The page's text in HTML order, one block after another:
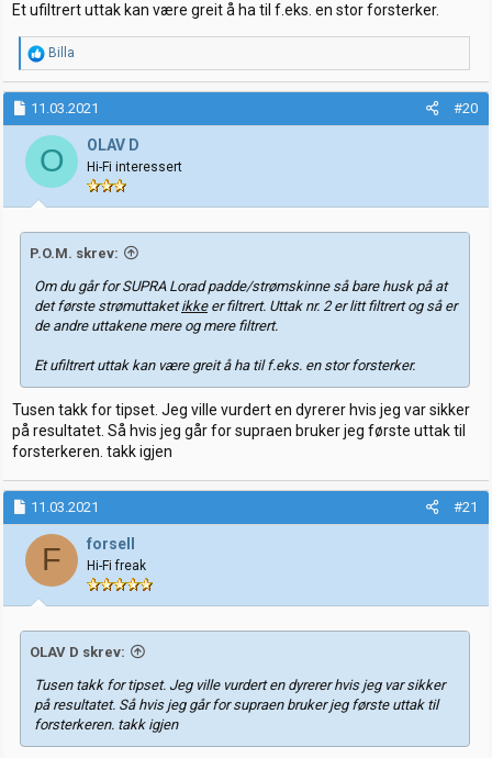
Et ufiltrert uttak kan være greit å ha til f.eks. en stor forsterker.
R
e
a
k
j
o
n
e
r
Billa
11.03.2021 #20
O OLAV D
Hi-Fi interessert
P.O.M. skrev:
Om du går for SUPRA Lorad padde/strømskinne så bare husk på at
det første strømuttaketikkeer filtrert. Uttak nr. 2 er litt filtrert og så er
de andre uttakene mere og mere filtrert.
Et ufiltrert uttak kan være greit å ha til f.eks. en stor forsterker.
Tusen takk for tipset. Jeg ville vurdert en dyrerer hvis jeg var sikker
på resultatet. Så hvis jeg går for supraen bruker jeg første uttak til
forsterkeren. takk igjen
11.03.2021 #21
F forsell
Hi-Fi freak
OLAV D skrev:
Tusen takk for tipset. Jeg ville vurdert en dyrerer hvis jeg var sikker
på resultatet. Så hvis jeg går for supraen bruker jeg første uttak til
forsterkeren. takk igjen